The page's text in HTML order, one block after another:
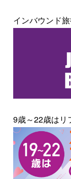
インバウンド
9歳～22歳はリ